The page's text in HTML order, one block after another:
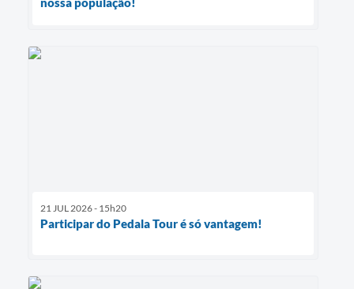
21 JUL 2026 - 15h20
Participar do Pedala Tour é só vantagem!